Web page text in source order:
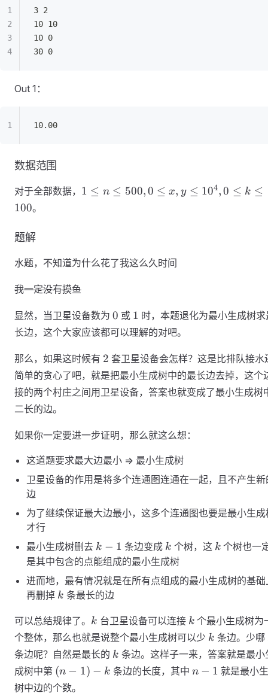
3 2
10 10
10 0
30 0
Out 1：
10.00
数据范围
对于全部数据， 1≤n≤500,0≤x,y≤10^4,0≤k≤100
1 ≤ n ≤ 500,0 ≤ x, y ≤ 104,0 ≤ k ≤
100。
题解
水题，不知道为什么花了我这么久时间
我一定没有摸鱼
显然，当卫星设备数为 0
0 或 1
1 时，本题退化为最小生成树求
长边，这个大家应该都可以理解的对吧。
那么，如果这时候有 2
2 套卫星设备会怎样？这是比排队接水
简单的贪心了吧，就是把最小生成树中的最长边去掉，这个
接的两个村庄之间用卫星设备，答案也就变成了最小生成树
二长的边。
如果你一定要进一步证明，那么就这么想：
这道题要求最大边最小 => 最小生成树
卫星设备的作用是将多个连通图连通在一起，且不产生新
边
为了继续保证最大边最小，这多个连通图也要是最小生成
才行
最小生成树删去 k-
1
k − 1 条边变成 k
k 个树，这 k
k 个树也一
是其中包含的点能组成的最小生成树
进而地，最有情况就是在所有点组成的最小生成树的基础
再删掉 k
k 条最长的边
可以总结规律了。 k
k 台卫星设备可以连接 k
k 个最小生成树为
个整体，那么也就是说整个最小生成树可以少 k
k 条边。少哪
条边呢？自然是最长的 k
k 条边。这样子一来，答案就是最小
成树中第 (n
-
(n − 1) − k 条边的长度，其中 n-
n − 1 就是最小
树中边的个数。